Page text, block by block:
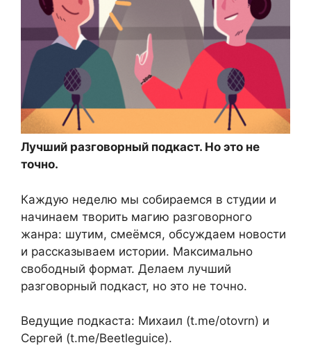
Лучший разговорный подкаст. Но это не
точно.
Каждую неделю мы собираемся в студии и
начинаем творить магию разговорного
жанра: шутим, смеёмся, обсуждаем новости
и рассказываем истории. Максимально
свободный формат. Делаем лучший
разговорный подкаст, но это не точно.
Ведущие подкаста: Михаил (t.me/otovrn) и
Сергей (t.me/Beetleguice).